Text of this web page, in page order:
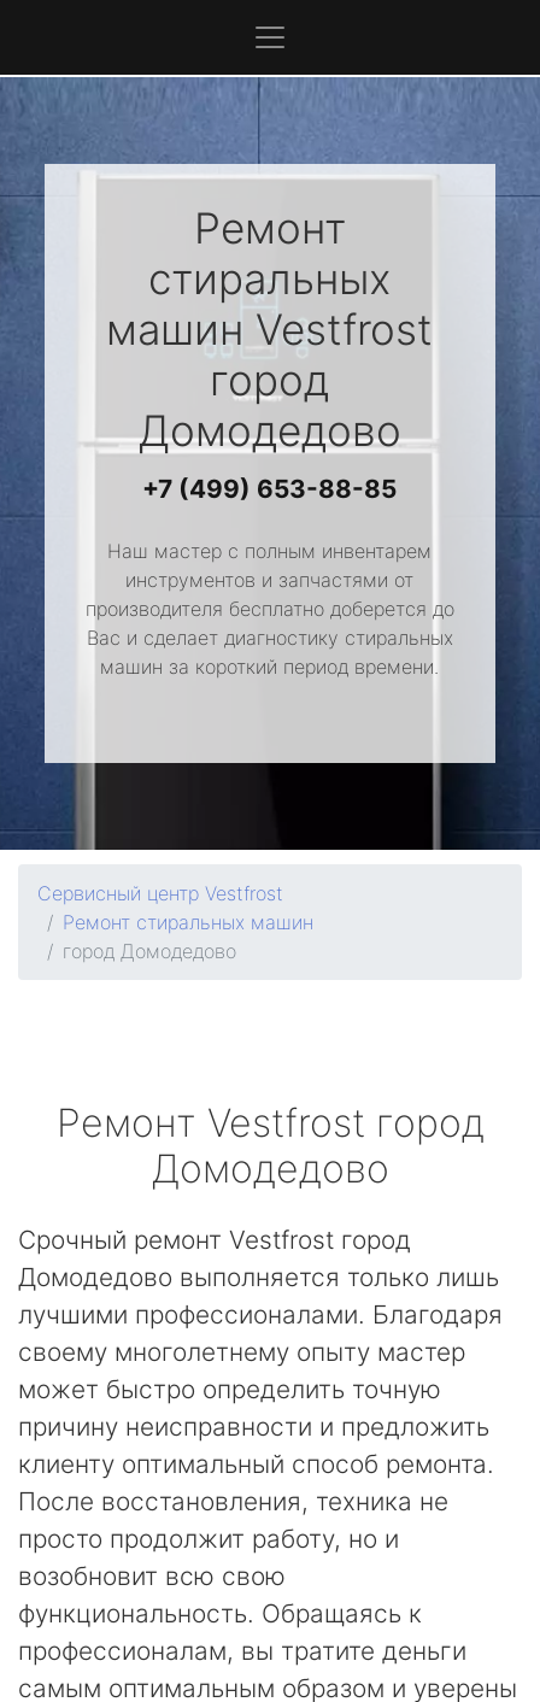
Ремонт
стиральных
машин Vestfrost
город
Домодедово
+7 (499) 653-88-85
Наш мастер с полным инвентарем
инструментов и запчастями от
производителя бесплатно доберется до
Вас и сделает диагностику стиральных
машин за короткий период времени.
Сервисный центр Vestfrost
Ремонт стиральных машин
город Домодедово
Ремонт Vestfrost город
Домодедово
Срочный ремонт Vestfrost город
Домодедово выполняется только лишь
лучшими профессионалами. Благодаря
своему многолетнему опыту мастер
может быстро определить точную
причину неисправности и предложить
клиенту оптимальный способ ремонта.
После восстановления, техника не
просто продолжит работу, но и
возобновит всю свою
функциональность. Обращаясь к
профессионалам, вы тратите деньги
самым оптимальным образом и уверены